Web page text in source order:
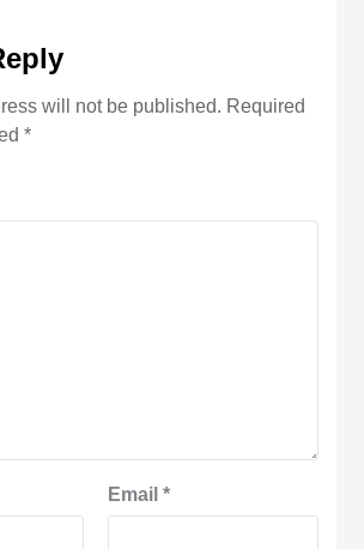
will not be published. Required
*
Email *